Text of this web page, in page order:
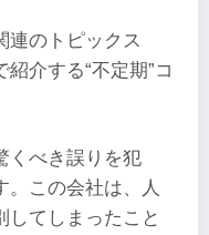
連のトピックス
介する“不定期”コ
くべき誤りを犯
。この会社は、人
してしまったこと